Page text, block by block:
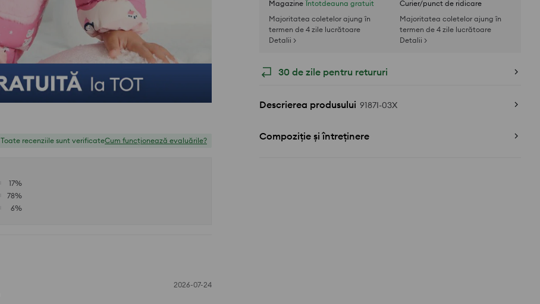
Magazine Întotdeauna gratuit
Majoritatea coletelor ajung în
termen de 4 zile lucrătoare
Detalii >
Curier/punct de ridicare
Majoritatea coletelor ajung în
termen de 4 zile lucrătoare
Detalii >
30 de zile pentru retururi
Descrierea produsului 9187I-03X
Compoziție și întreținere
Toate recenziile sunt verificateCum funcționează evaluările?
17%
78%
6%
2026-07-24